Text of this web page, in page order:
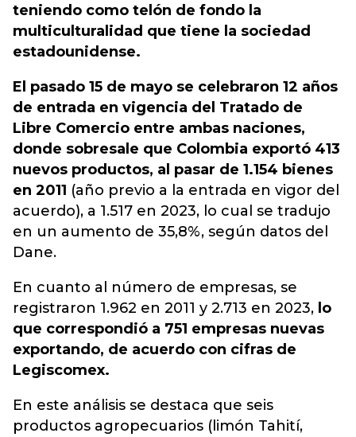
teniendo como telón de fondo la
multiculturalidad que tiene la sociedad
estadounidense.
El pasado 15 de mayo se celebraron 12 años
de entrada en vigencia del Tratado de
Libre Comercio entre ambas naciones,
donde sobresale que Colombia exportó 413
nuevos productos, al pasar de 1.154 bienes
en 2011 (año previo a la entrada en vigor del
acuerdo), a 1.517 en 2023, lo cual se tradujo
en un aumento de 35,8%, según datos del
Dane.
En cuanto al número de empresas, se
registraron 1.962 en 2011 y 2.713 en 2023, lo
que correspondió a 751 empresas nuevas
exportando, de acuerdo con cifras de
Legiscomex.
En este análisis se destaca que seis
productos agropecuarios (limón Tahití,